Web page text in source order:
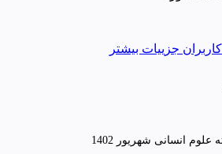
جزییات بیشتر
انسانی شهریور 1402